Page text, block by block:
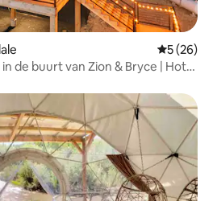
5 (26)
de buurt van Zion & Bryce | Hot